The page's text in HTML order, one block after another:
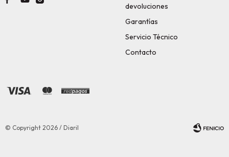
devoluciones
Garantías
Servicio Técnico
Contacto
© Copyright 2026 / Diaril